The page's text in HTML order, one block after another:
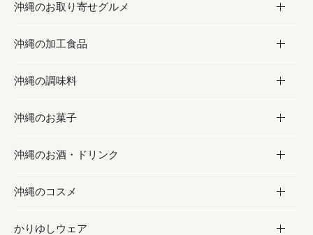
沖縄のお取り寄せグルメ
お取り寄せグルメ
フルーツ・野菜
お肉
海産物
沖縄の加工食品
加工食品
缶詰／パウチ
沖縄料理
沖縄そば／乾麺
レトルト食品
沖縄の調味料
調味料
砂糖／黒砂糖
塩
お酢／ドレッシング
沖縄のお菓子
お菓子
黒糖
ちんすこう
沖縄のお酒・ドリンク
お酒・ドリンク
泡盛
沖縄のコスメ
コスメ
かりゆしウェア